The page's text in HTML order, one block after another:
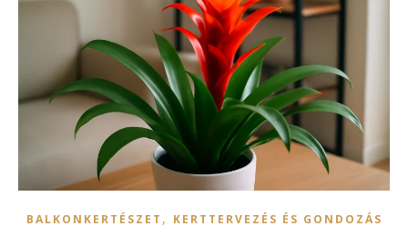
BALKONKERTÉSZET , KERTTERVEZÉS ÉS GONDOZÁS